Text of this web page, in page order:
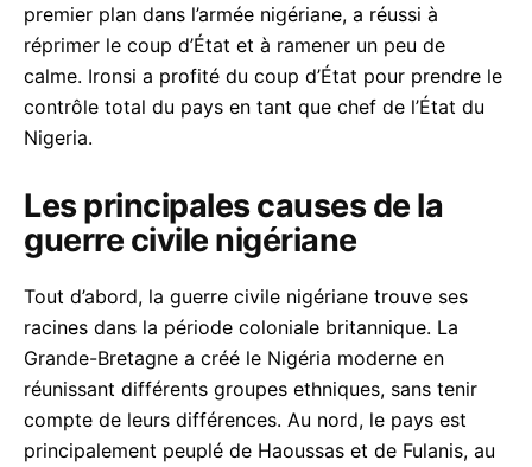
premier plan dans l’armée nigériane, a réussi à
réprimer le coup d’État et à ramener un peu de
calme. Ironsi a profité du coup d’État pour prendre le
contrôle total du pays en tant que chef de l’État du
Nigeria.
Les principales causes de la
guerre civile nigériane
Tout d’abord, la guerre civile nigériane trouve ses
racines dans la période coloniale britannique. La
Grande-Bretagne a créé le Nigéria moderne en
réunissant différents groupes ethniques, sans tenir
compte de leurs différences. Au nord, le pays est
principalement peuplé de Haoussas et de Fulanis, au